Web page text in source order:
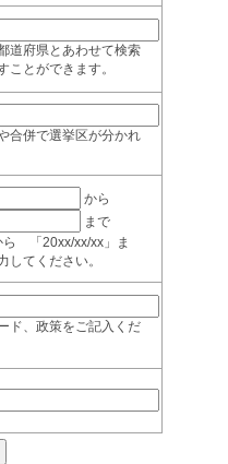
道府県とあわせて検索
ことができます。
合併で選挙区が分かれ
から
まで
「20xx/xx/xx」ま
てください。
ド、政策をご記入くだ